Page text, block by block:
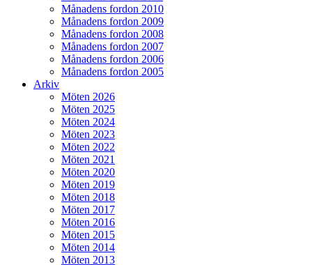
Månadens fordon 2010
Månadens fordon 2009
Månadens fordon 2008
Månadens fordon 2007
Månadens fordon 2006
Månadens fordon 2005
Arkiv
Möten 2026
Möten 2025
Möten 2024
Möten 2023
Möten 2022
Möten 2021
Möten 2020
Möten 2019
Möten 2018
Möten 2017
Möten 2016
Möten 2015
Möten 2014
Möten 2013